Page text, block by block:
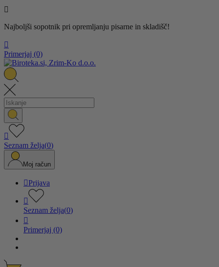

Najboljši sopotnik pri opremljanju pisarne in skladišč!

Primerjaj (0)

Seznam želja(0)
Moj račun
Prijava

Seznam želja(0)

Primerjaj (0)